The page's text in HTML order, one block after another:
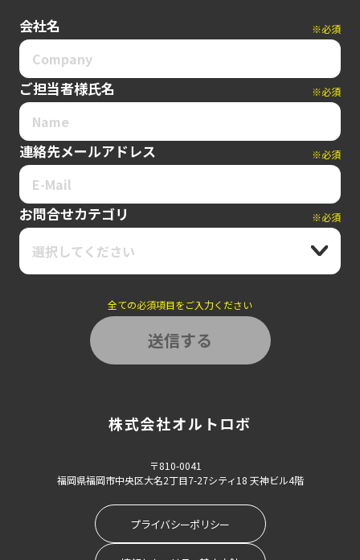
会社名 ※必須
ご担当者様氏名 ※必須
連絡先メールアドレス ※必須
お問合せカテゴリ ※必須
選択してください
全ての必須項目をご入力ください
戻る
株式会社オルトロボ
〒810-0041
福岡県福岡市中央区大名2丁目7-27シティ18 天神ビル4階
プライバシーポリシー